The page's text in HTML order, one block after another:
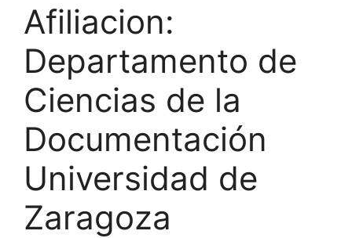
Afiliacion:
Departamento de
Ciencias de la
Documentación
Universidad de
Zaragoza